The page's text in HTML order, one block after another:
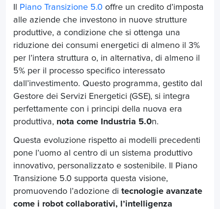
Piano Transizione 5.0 offre un credito d’imposta
alle aziende che investono in nuove strutture
produttive, a condizione che si ottenga una
riduzione dei consumi energetici di almeno il 3%
per l’intera struttura o, in alternativa, di almeno il
5% per il processo specifico interessato
dall’investimento. Questo programma, gestito dal
Gestore dei Servizi Energetici (GSE), si integra
perfettamente con i principi della nuova era
produttiva, nota come Industria 5.0n.
Questa evoluzione rispetto ai modelli precedenti
pone l’uomo al centro di un sistema produttivo
innovativo, personalizzato e sostenibile. Il Piano
Transizione 5.0 supporta questa visione,
promuovendo l’adozione di tecnologie avanzate
come i robot collaborativi, l’intelligenza